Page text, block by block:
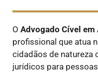
O Advogado Cível em
profissional que atua
cidadãos de natureza
jurídicos para